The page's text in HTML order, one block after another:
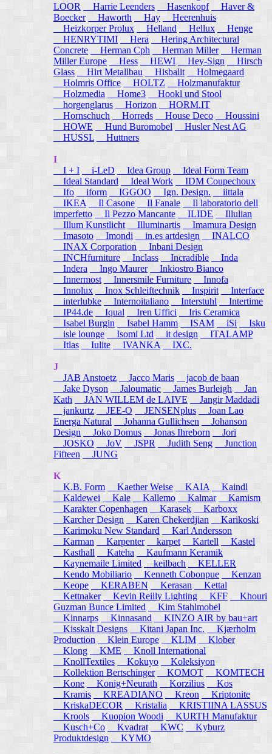
LOOR
Harrie Leenders Hasenkopf
Haver &
Boecker
Haworth Hay
Heerenhuis
Heizkorper Prolux
Helland Hellux
Henge
HENRYTIMI
Hera
Hering Architectural
Concrete
Herman Cph Herman Miller
Herman
Miller Europe
Hess HEWI Hey-Sign
Hirsch
Glass
Hirt Metallbau Hisbalit
Holmegaard
Holmris Office
HOLTZ
Holzmanufaktur
Holzmedia
Home3
Hookl und Stool
horgenglarus
Horizon
HORM.IT
Hornschuch
Horreds House Deco
Houssini
HOWE
Hund Buromobel
Husler Nest AG
HUSSL
Huttners
I
I + I
i-LeD Idea Group
Ideal Form Team
Ideal Standard
Ideal Work
IDM Coupechoux
Ifo
iform IGGOO Ign. Design.
iittala
IKEA
Il Casone Il Fanale
Il laboratorio dell
imperfetto
Il Pezzo Mancante ILIDE
Illulian
Illum Kunstlicht
Illuminartis
Imamura Design
Imasoto
Imondi in.es artdesign
INALCO
INAX Corporation
Inbani Design
INCHfurniture
Inclass Incradible
Inda
Indera
Ingo Maurer
Inkiostro Bianco
Innermost
Innersmile Furniture
Innofa
Innolux
Inox Schleiftechnik Inspirit
Interface
interlubke
Internoitaliano Interstuhl
Intertime
IP44.de
Iqual Iren Uffici
Iris Ceramica
Isabel Burgin
Isabel Hamm ISAM iSi Isku
isle lounge
Isomi Ltd it design
ITALAMP
Itlas
Iulite IVANKA IXC.
J
JAB Anstoetz
Jacco Maris
jacob de baan
Jake Dyson
Jaloumatic James Burleigh
Jan
Kath
JAN WILLEM de LAIVE
Jangir Maddadi
jankurtz JEE-O JENSENplus
Joan Lao
Energa Natural
Johanna Gullichsen
Johanson
Design
Joko Domus Jonas Ihreborn
Jori
JOSKO
JoV JSPR Judith Seng
Junction
Fifteen
JUNG
K
K.B. Form
Kaether Weise KAIA
Kaindl
Kaldewei
Kale Kallemo Kalmar
Kamism
Karakter Copenhagen
Karasek
Karboxx
Karcher Design
Karen Chekerdjian
Karikoski
Karimoku New Standard
Karl Andersson
Karman
Karpenter karpet Kartell
Kastel
Kasthall
Kateha
Kaufmann Keramik
Kaynemaile Limited keilbach
KELLER
Kendo Mobiliario
Kenneth Cobonpue
Kenzan
Keope
KERABEN Kerasan
Kettal
Kettnaker Kevin Reilly Lighting KFF
Khouri
Guzman Bunce Limited
Kim Stahlmobel
Kinnarps
Kinnasand
KINZO AIR by bau+art
Kisskalt Designs
Kitani Japan Inc.
Kjærholm
Production
Klein Europe KLIM
Klober
Klong
KME
Knoll International
KnollTextiles
Kokuyo
Koleksiyon
Kollektion Bertschinger KOMOT
KOMTECH
Kone
Konig+Neurath Korzilius
Kos
Kramis
KREADIANO Kreon
Kriptonite
KriskaDECOR
Kristalia
KRISTIINA LASSUS
Krools
Kuopion Woodi
KURTH Manufaktur
Kusch+Co
Kvadrat KWC
Kyburz
Produktdesign
KYMO